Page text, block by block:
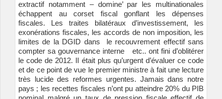
extractif notamment – domine’ par les multinationales
échappent au corset fiscal gonflant les dépenses
fiscales. Les traites bilatéraux d’investissement, les
exonérations fiscales, les accords de non imposition, les
limites de la DGID dans le recouvrement effectif sans
compter sa gouvernance interne etc.. ont fini d’oblitérer
le code de 2012. Il était plus qu’urgent d’évaluer ce code
et de ce point de vue le premier ministre à fait une lecture
très lucide des reformes urgentes. Jamais dans notre
pays ; les recettes fiscales n’ont pu atteindre 20% du PIB